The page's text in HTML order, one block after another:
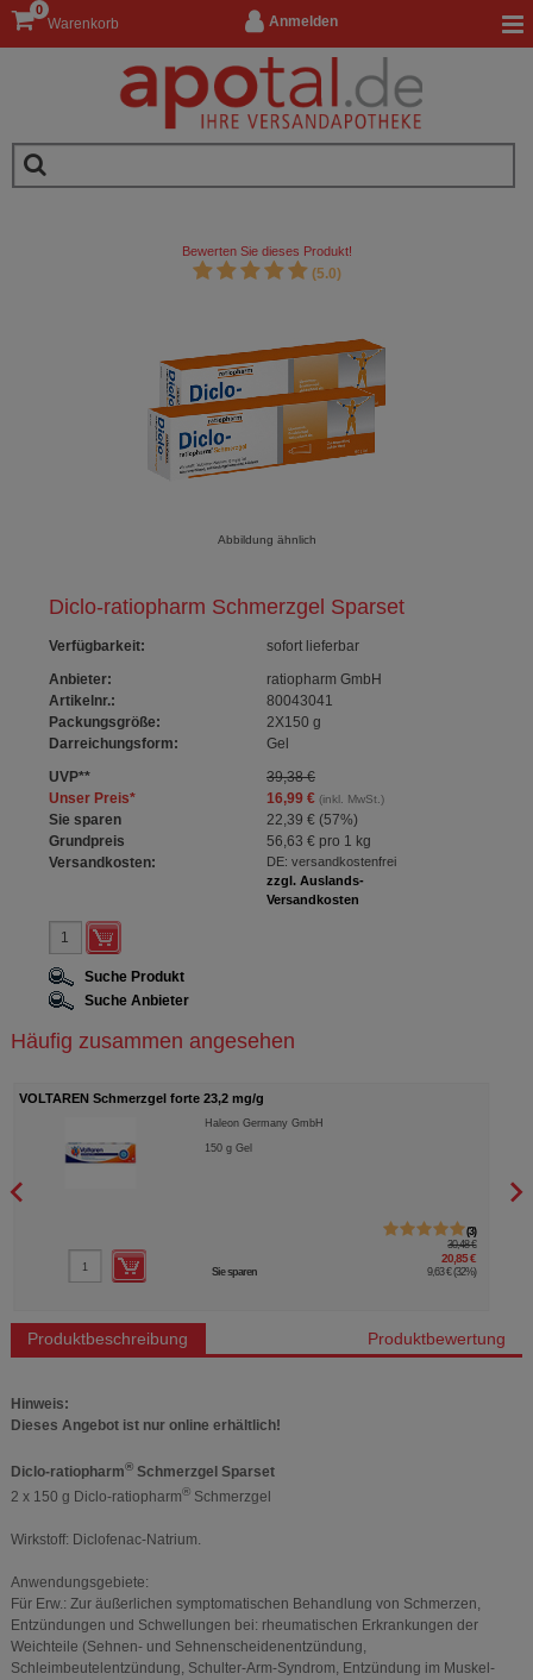
Anmelden
Warenkorb
0
Diclo-ratiopharm Schmerzgel Sparset
Verfügbarkeit:
sofort lieferbar
Anbieter:
ratiopharm GmbH
Artikelnr.:
80043041
Packungsgröße:
2X150 g
Darreichungsform:
Gel
UVP**
39,38 €
Unser Preis* 16,99 €(inkl. MwSt.)
Sie sparen 22,39 € (57%)
Grundpreis
56,63 €pro 1 kg
Versandkosten:
DE: versandkostenfrei
zzgl. Auslands-
Versandkosten
Bewerten Sie dieses Produkt!
(5.0)
Abbildung ähnlich
Suche Produkt
Suche Anbieter
Häufig zusammen angesehen
VOLTAREN Schmerzgel forte 23,2 mg/g
Haleon Germany GmbH
150g Gel
3
30,48 €
20,85 €
Sie sparen 9,63 € (32%)
Produktbeschreibung Produktbewertung
Hinweis:
Dieses Angebot ist nur online erhältlich!
Diclo-ratiopharm®Schmerzgel Sparset
2 x 150 g Diclo-ratiopharm®Schmerzgel
Wirkstoff: Diclofenac-Natrium.
Anwendungsgebiete:
Für Erw.: Zur äußerlichen symptomatischen Behandlung von Schmerzen,
Entzündungen und Schwellungen bei: rheumatischen Erkrankungen der
Weichteile (Sehnen- und Sehnenscheidenentzündung,
Schleimbeutelentzündung, Schulter-Arm-Syndrom, Entzündung im Muskel-